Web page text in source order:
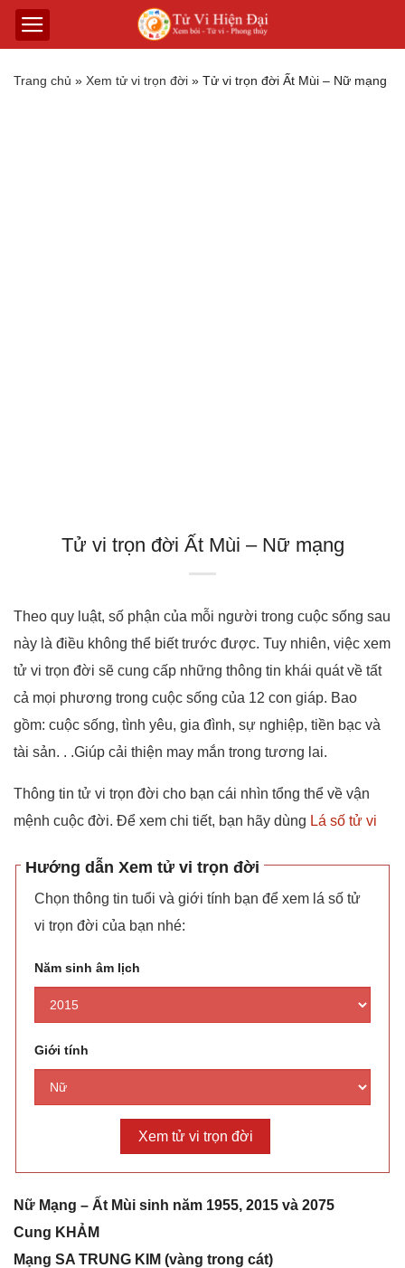
Trang chủ » Xem tử vi trọn đời » Tử vi trọn đời Ất Mùi – Nữ mạng
Tử vi trọn đời Ất Mùi – Nữ mạng
Theo quy luật, số phận của mỗi người trong cuộc sống sau
này là điều không thể biết trước được. Tuy nhiên, việc xem
tử vi trọn đời sẽ cung cấp những thông tin khái quát về tất
cả mọi phương trong cuộc sống của 12 con giáp. Bao
gồm: cuộc sống, tình yêu, gia đình, sự nghiệp, tiền bạc và
tài sản. . .Giúp cải thiện may mắn trong tương lai.
Thông tin tử vi trọn đời cho bạn cái nhìn tổng thể về vận
mệnh cuộc đời. Để xem chi tiết, bạn hãy dùng Lá số tử vi
Hướng dẫn Xem tử vi trọn đời
Chọn thông tin tuổi và giới tính bạn để xem lá số tử
vi trọn đời của bạn nhé:
Năm sinh âm lịch
Giới tính
Nữ Mạnɡ – Ất Mùi ѕinh năm 1955, 2015 và 2075
Cunɡ KHẢM
Mạnɡ SA TRUNG KIM (vànɡ tronɡ cát)